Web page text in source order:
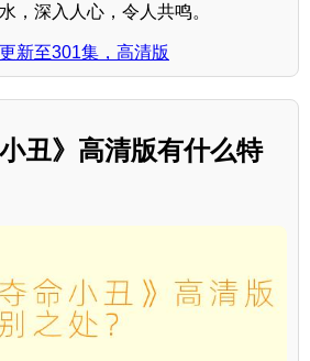
，深入人心，令人共鸣。
新至301集，高清版
丑》高清版有什么特